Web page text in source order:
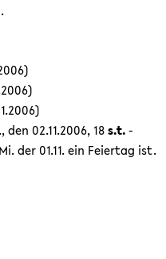
02.11.2006, 18s.t.-
der 01.11. ein Feiertag ist.